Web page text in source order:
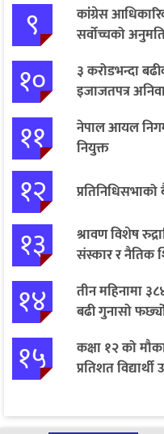
९
कांग्रेस
सर्वोच्चको
१०
३ करोडभन्दा
इजाजतपत्र
११
नेपाल आयल
नियुक्त
१२
१३
श्रावण विशेष
संस्कार र नैतिक
१४
तीन महिनामा
बढी गुनासो
१५
कक्षा १२ को
प्रतिशत विद्यार्थी